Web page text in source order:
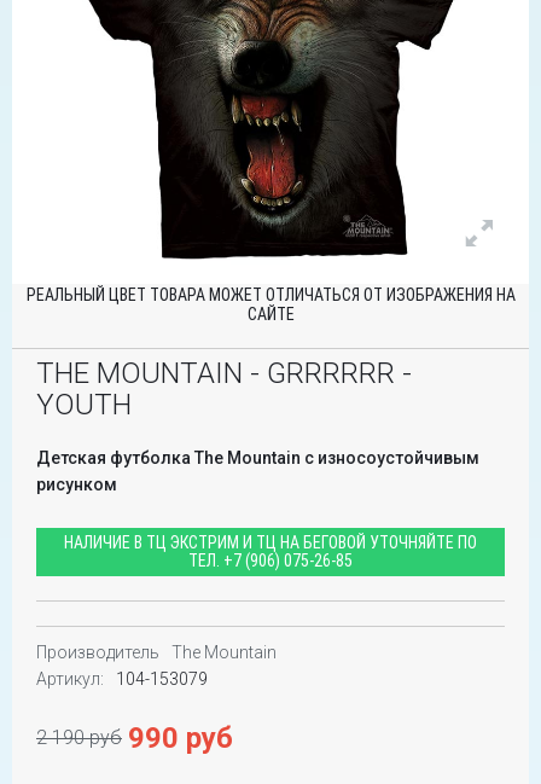
РЕАЛЬНЫЙ ЦВЕТ ТОВАРА МОЖЕТ ОТЛИЧАТЬСЯ ОТ ИЗОБРАЖЕНИЯ НА
САЙТЕ
THE MOUNTAIN - GRRRRRR -
YOUTH
Детская футболка The Mountain с износоустойчивым
рисунком
НАЛИЧИЕ В ТЦ ЭКСТРИМ И ТЦ НА БЕГОВОЙ УТОЧНЯЙТЕ ПО
ТЕЛ. +7 (906) 075-26-85
Производитель
The Mountain
Артикул:
104-153079
2 190 руб 990 руб